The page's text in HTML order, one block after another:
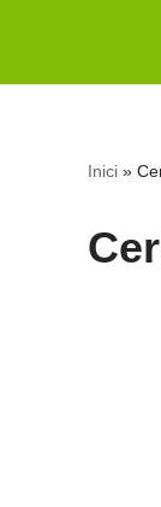
Inici»